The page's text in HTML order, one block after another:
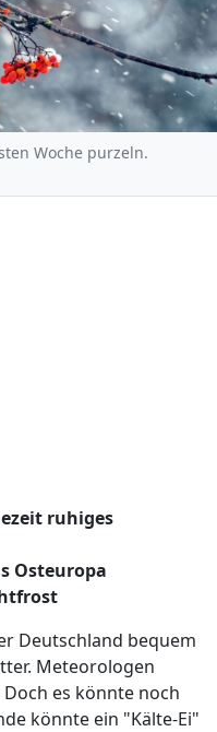
Woche purzeln.
ruhiges
Osteuropa
Deutschland bequem
Meteorologen
es könnte noch
könnte ein "Kälte-Ei"